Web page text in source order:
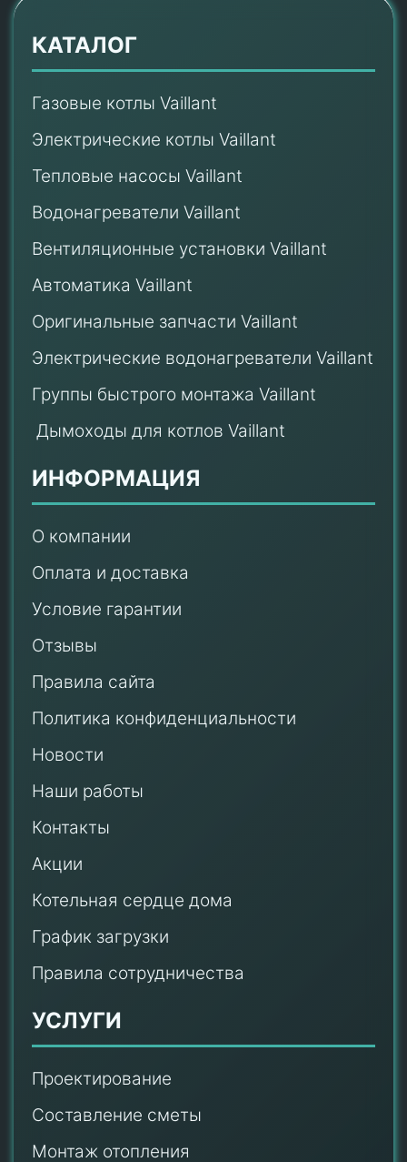
КАТАЛОГ
Газовые котлы Vaillant
Электрические котлы Vaillant
Тепловые насосы Vaillant
Водонагреватели Vaillant
Вентиляционные установки Vaillant
Автоматика Vaillant
Оригинальные запчасти Vaillant
Электрические водонагреватели Vaillant
Группы быстрого монтажа Vaillant
Дымоходы для котлов Vaillant
ИНФОРМАЦИЯ
О компании
Оплата и доставка
Условие гарантии
Отзывы
Правила сайта
Политика конфиденциальности
Новости
Наши работы
Контакты
Акции
Котельная сердце дома
График загрузки
Правила сотрудничества
УСЛУГИ
Проектирование
Составление сметы
Монтаж отопления